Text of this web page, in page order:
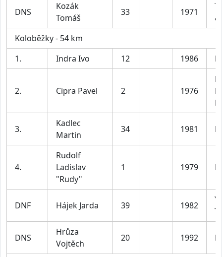
DNS
Kozák
Tomáš
33 1971
Koloběžky - 54 km
1.
Indra Ivo 12 1986
2. Cipra Pavel 2 1976
3.
Kadlec
Martin
34 1981
4.
Rudolf
Ladislav
"Rudy"
1 1979
DNF Hájek Jarda 39 1982
DNS
Hrůza
Vojtěch
20 1992